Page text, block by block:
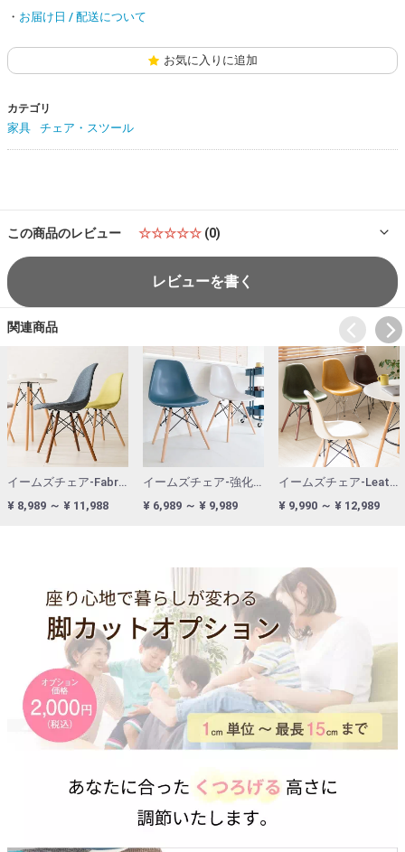
お届け日 / 配送について
お気に入りに追加
カテゴリ
家具 チェア・スツール
この商品のレビュー ☆☆☆☆☆ (0)
レビューを書く
関連商品
イームズチェア-Fabric生地 TYPE(リプロダクト)
¥ 8,989 ～ ¥ 11,988
イームズチェア-強化樹脂 TYPE(リプロダクト)
¥ 6,989 ～ ¥ 9,989
イームズチェア-Leather生地 TYPE(リプロダクト)
¥ 9,990 ～ ¥ 12,989